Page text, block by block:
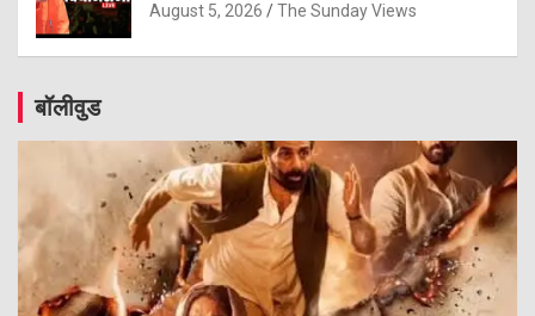
August 5, 2026 The Sunday Views
बॉलीवुड